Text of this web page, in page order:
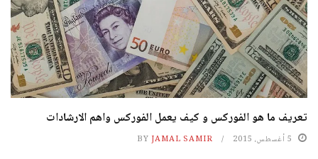
تعريف ما هو الفوركس و كيف يعمل الفوركس واهم الارشادات
5 أغسطس، 2015 BY JAMAL SAMIR